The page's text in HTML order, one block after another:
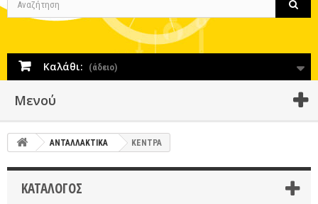
Καλάθι: (άδειο)
Μενού
ΑΝΤΑΛΛΑΚΤΙΚΑ ΚΕΝΤΡΑ
ΚΑΤΆΛΟΓΟΣ